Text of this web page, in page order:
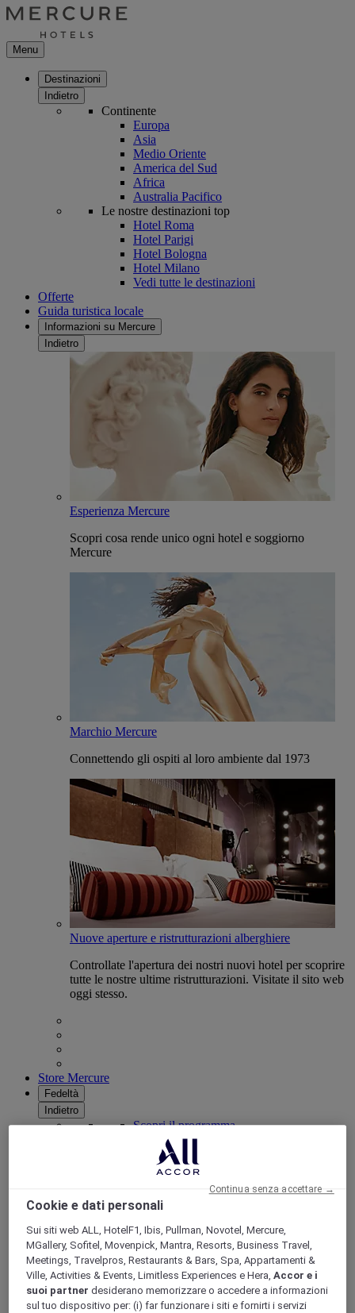
Menu
Destinazioni
Indietro
Continente
Europa
Asia
Medio Oriente
America del Sud
Africa
Australia Pacifico
Le nostre destinazioni top
Hotel Roma
Hotel Parigi
Hotel Bologna
Hotel Milano
Vedi tutte le destinazioni
Offerte
Guida turistica locale
Informazioni su Mercure
Indietro
Esperienza Mercure
Scopri cosa rende unico ogni hotel e soggiorno
Mercure
Marchio Mercure
Connettendo gli ospiti al loro ambiente dal 1973
Nuove aperture e ristrutturazioni alberghiere
Controllate l'apertura dei nostri nuovi hotel per scoprire
tutte le nostre ultime ristrutturazioni. Visitate il sito web
oggi stesso.
Store Mercure
Fedeltà
Indietro
Scopri il programma
Abbonamenti ALL Accor+
Cookie e dati personali
Sui siti web ALL, HotelF1, Ibis, Pullman, Novotel, Mercure,
MGallery, Sofitel, Movenpick, Mantra, Resorts, Business Travel,
Meetings, Travelpros, Restaurants & Bars, Spa, Appartamenti &
Ville, Activities & Events, Limitless Experiences e Hera,Accor e i
suoi partner desiderano memorizzare o accedere a informazioni
sul tuo dispositivo per: (i) far funzionare i siti e fornirti i servizi
Continua senza accettare →